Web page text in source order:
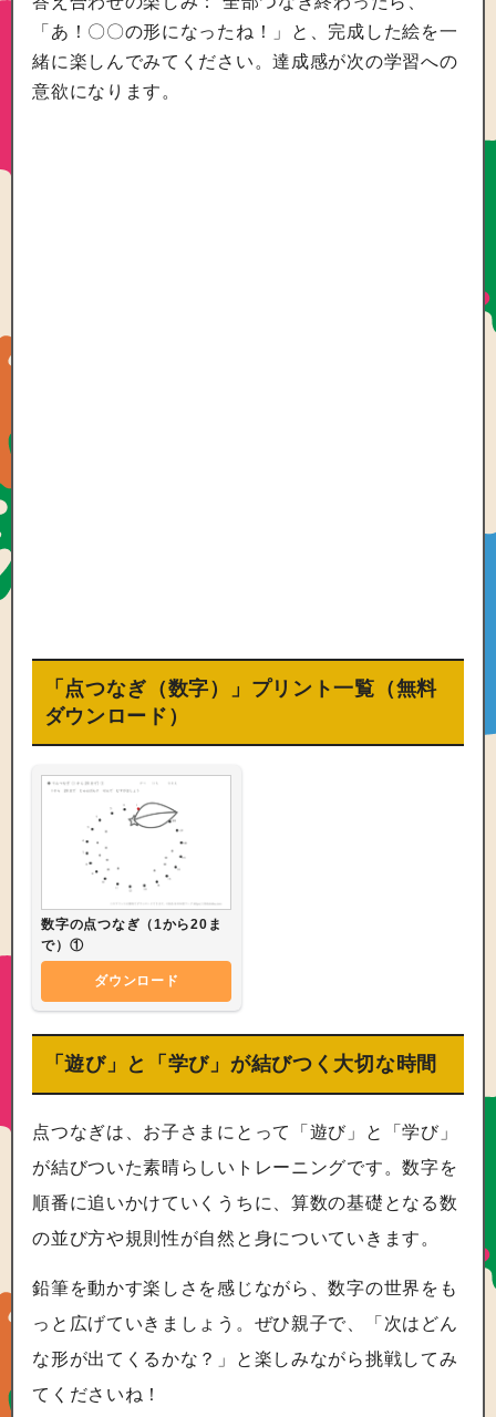
「あ！〇〇の形になったね！」と、完成した絵を一
緒に楽しんでみてください。達成感が次の学習への
意欲になります。
「点つなぎ（数字）」プリント一覧（無料
ダウンロード）
数字の点つなぎ（1から20ま
で）①
ダウンロード
「遊び」と「学び」が結びつく大切な時間
点つなぎは、お子さまにとって「遊び」と「学び」
が結びついた素晴らしいトレーニングです。数字を
順番に追いかけていくうちに、算数の基礎となる数
の並び方や規則性が自然と身についていきます。
鉛筆を動かす楽しさを感じながら、数字の世界をも
っと広げていきましょう。ぜひ親子で、「次はどん
な形が出てくるかな？」と楽しみながら挑戦してみ
てくださいね！